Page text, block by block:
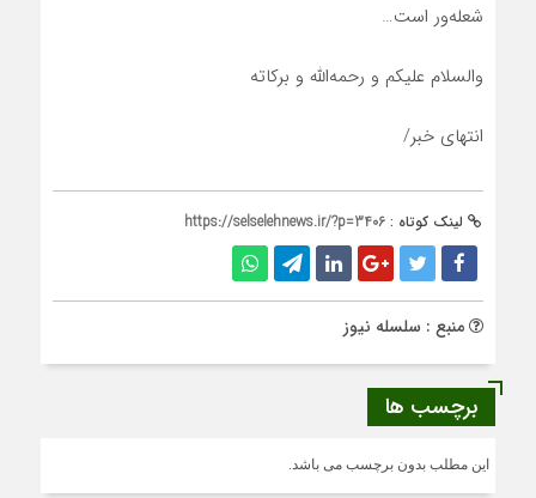
شعله‌ور است…
والسلام علیکم و رحمه‌الله و برکاته
انتهای خبر/
لینک کوتاه : https://selselehnews.ir/?p=3406
منبع : سلسله نیوز
برچسب ها
این مطلب بدون برچسب می باشد.